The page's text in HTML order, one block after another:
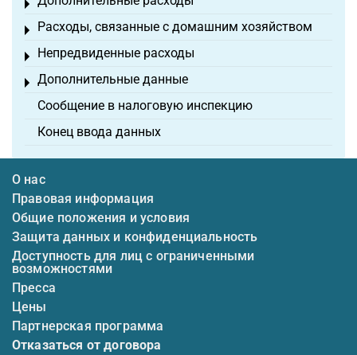
Toggle menu
Расходы, связанные с домашним хозяйством
Toggle menu
Непредвиденные расходы
Toggle menu
Дополнительные данные
Toggle menu
Сообщение в налоговую инспекцию
Конец ввода данных
О нас
Правовая информация
Общие положения и условия
Защита данных и конфиденциальность
Доступность для лиц с ограниченными
возможностями
Пресса
Цены
Партнерская программа
Отказаться от договора